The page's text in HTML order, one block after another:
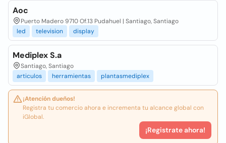
Aoc
Puerto Madero 9710 Of.13 Pudahuel | Santiago, Santiago
led
television display
Mediplex S.a
Santiago, Santiago
articulos
herramientas plantasmediplex
¡Atención dueños!
Registra tu comercio ahora e incrementa tu alcance global con
iGlobal.
¡Registrate ahora!